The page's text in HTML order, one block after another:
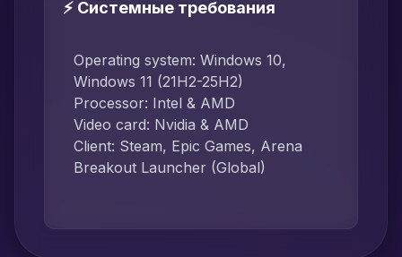
⚡ Системные требования
Operating system: Windows 10,
Windows 11 (21H2-25H2)
Processor: Intel & AMD
Video card: Nvidia & AMD
Client: Steam, Epic Games, Arena
Breakout Launcher (Global)